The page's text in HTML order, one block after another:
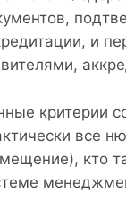
и
критерии
все
кто